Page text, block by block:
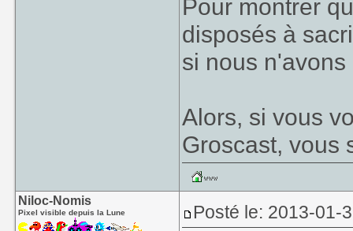
Pour montrer
disposés à
si nous
Alors, si vous
Groscast, vous
Niloc-Nomis
Pixel visible depuis la Lune Posté le: 2013-01-